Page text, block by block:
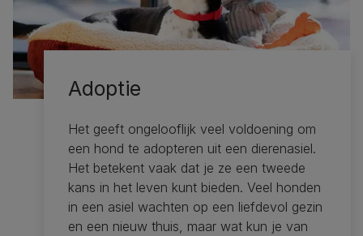
Adoptie
Het geeft ongelooflijk veel voldoening om
een ​​hond te adopteren uit een dierenasiel.
Het betekent vaak dat je ze een tweede
kans in het leven kunt bieden. Veel honden
in een asiel wachten op een liefdevol gezin
en een nieuw thuis, maar wat kun je van